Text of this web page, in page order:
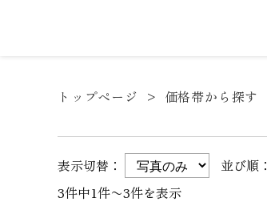
トップページ 価格帯から探す
表示切替： 並び順：
3件中1件〜3件を表示